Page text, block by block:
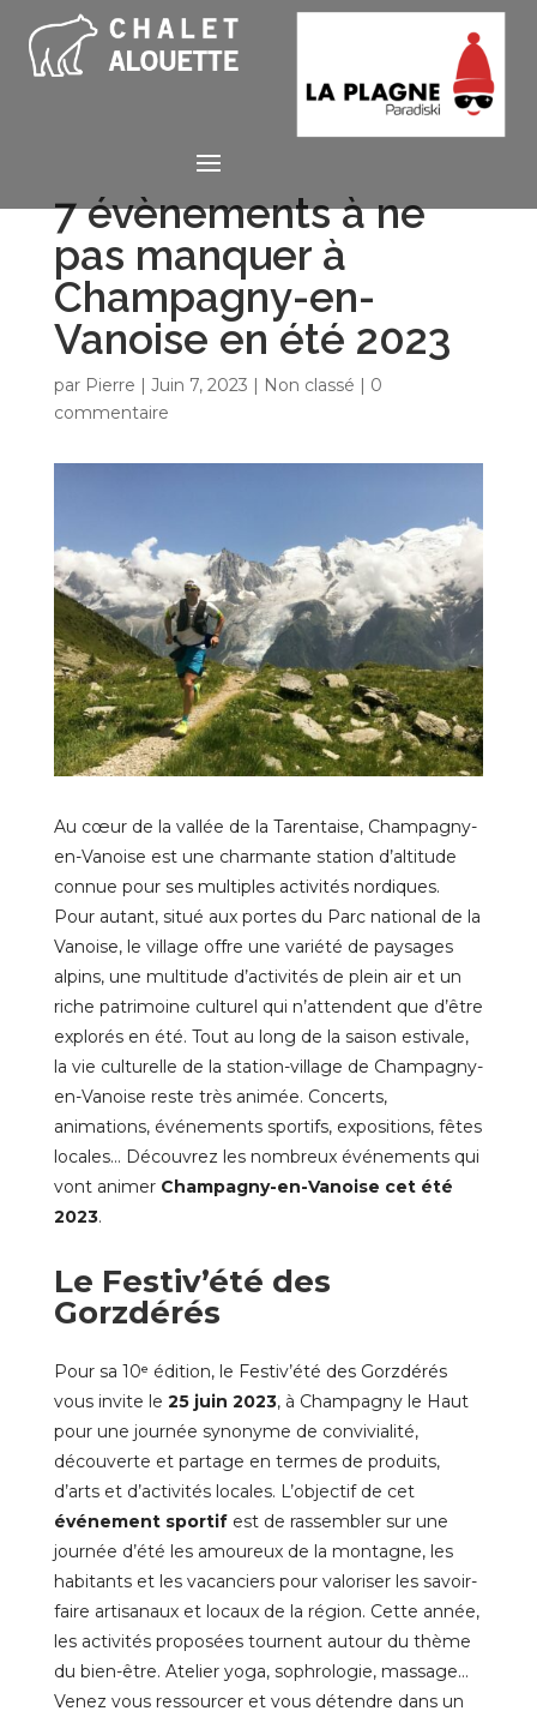
7 évènements à ne
pas manquer à
Champagny-en-
Vanoise en été 2023
par Pierre | Juin 7, 2023 | Non classé | 0
commentaire
Au cœur de la vallée de la Tarentaise, Champagny-
en-Vanoise est une charmante station d’altitude
connue pour ses multiples activités nordiques.
Pour autant, situé aux portes du Parc national de la
Vanoise, le village offre une variété de paysages
alpins, une multitude d’activités de plein air et un
riche patrimoine culturel qui n’attendent que d’être
explorés en été. Tout au long de la saison estivale,
la vie culturelle de la station-village de Champagny-
en-Vanoise reste très animée. Concerts,
animations, événements sportifs, expositions, fêtes
locales… Découvrez les nombreux événements qui
vont animer Champagny-en-Vanoise cet été
2023.
Le Festiv’été des
Gorzdérés
Pour sa 10ᵉ édition, le Festiv’été des Gorzdérés
vous invite le 25 juin 2023, à Champagny le Haut
pour une journée synonyme de convivialité,
découverte et partage en termes de produits,
d’arts et d’activités locales. L’objectif de cet
événement sportifest de rassembler sur une
journée d’été les amoureux de la montagne, les
habitants et les vacanciers pour valoriser les savoir-
faire artisanaux et locaux de la région. Cette année,
les activités proposées tournent autour du thème
du bien-être. Atelier yoga, sophrologie, massage…
Venez vous ressourcer et vous détendre dans un